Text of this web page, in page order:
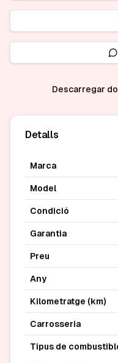
Descarregar
Detalls
Marca
Model
Condició
Garantia
Preu
Any
Kilometratge (km)
Carrosseria
Tipus de